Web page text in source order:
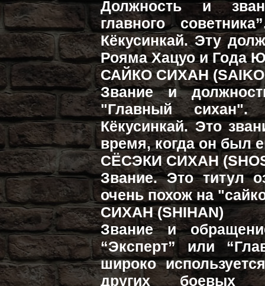
Должность и
главного
Кёкусинкай. Эту
Рояма Хацуо и Года
САЙКО СИХАН (SAIKO
Звание и
"Главный сихан".
Кёкусинкай. Это
время, когда он был
СЁСЭКИ СИХАН
Звание. Это титул
очень похож на
СИХАН (SHIHAN)
Звание и
“Эксперт” или
широко
других боевых